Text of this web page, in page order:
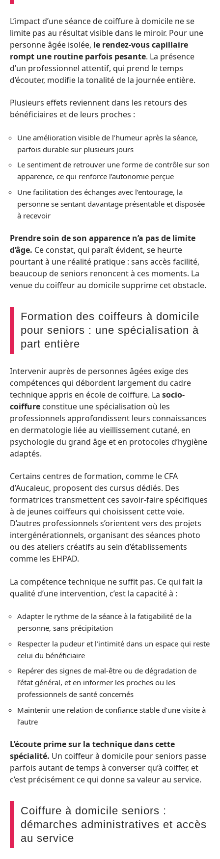
L’impact d’une séance de coiffure à domicile ne se
limite pas au résultat visible dans le miroir. Pour une
personne âgée isolée, le rendez-vous capillaire
rompt une routine parfois pesante. La présence
d’un professionnel attentif, qui prend le temps
d’écouter, modifie la tonalité de la journée entière.
Plusieurs effets reviennent dans les retours des
bénéficiaires et de leurs proches :
Une amélioration visible de l’humeur après la séance,
parfois durable sur plusieurs jours
Le sentiment de retrouver une forme de contrôle sur son
apparence, ce qui renforce l’autonomie perçue
Une facilitation des échanges avec l’entourage, la
personne se sentant davantage présentable et disposée
à recevoir
Prendre soin de son apparence n’a pas de limite
d’âge. Ce constat, qui paraît évident, se heurte
pourtant à une réalité pratique : sans accès facilité,
beaucoup de seniors renoncent à ces moments. La
venue du coiffeur au domicile supprime cet obstacle.
Formation des coiffeurs à domicile
pour seniors : une spécialisation à
part entière
Intervenir auprès de personnes âgées exige des
compétences qui débordent largement du cadre
technique appris en école de coiffure. La socio-
coiffure constitue une spécialisation où les
professionnels approfondissent leurs connaissances
en dermatologie liée au vieillissement cutané, en
psychologie du grand âge et en protocoles d’hygiène
adaptés.
Certains centres de formation, comme le CFA
d’Aucaleuc, proposent des cursus dédiés. Des
formatrices transmettent ces savoir-faire spécifiques
à de jeunes coiffeurs qui choisissent cette voie.
D’autres professionnels s’orientent vers des projets
intergénérationnels, organisant des séances photo
ou des ateliers créatifs au sein d’établissements
comme les EHPAD.
La compétence technique ne suffit pas. Ce qui fait la
qualité d’une intervention, c’est la capacité à :
Adapter le rythme de la séance à la fatigabilité de la
personne, sans précipitation
Respecter la pudeur et l’intimité dans un espace qui reste
celui du bénéficiaire
Repérer des signes de mal-être ou de dégradation de
l’état général, et en informer les proches ou les
professionnels de santé concernés
Maintenir une relation de confiance stable d’une visite à
l’autre
L’écoute prime sur la technique dans cette
spécialité. Un coiffeur à domicile pour seniors passe
parfois autant de temps à converser qu’à coiffer, et
c’est précisément ce qui donne sa valeur au service.
Coiffure à domicile seniors :
démarches administratives et accès
au service